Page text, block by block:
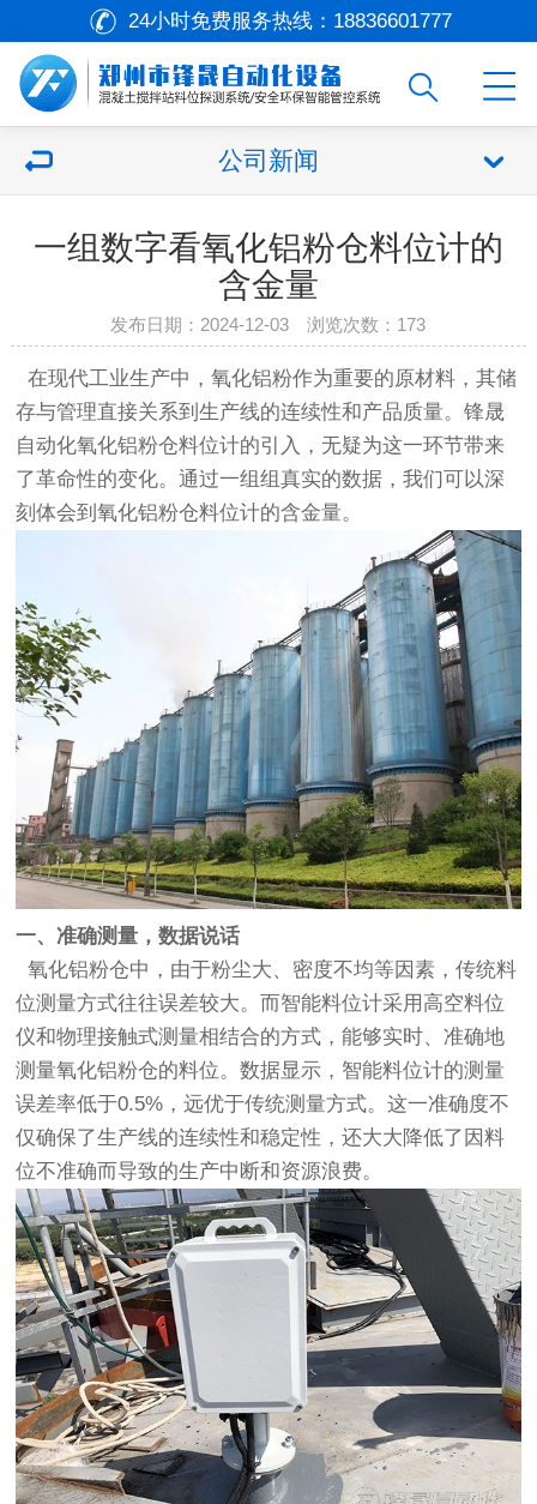
24小时免费服务热线： 18836601777
公司新闻
一组数字看氧化铝粉仓料位计的
含金量
发布日期：2024-12-03 浏览次数：173
在现代工业生产中，氧化铝粉作为重要的原材料，其储
存与管理直接关系到生产线的连续性和产品质量。锋晟
自动化氧化铝粉仓料位计的引入，无疑为这一环节带来
了革命性的变化。通过一组组真实的数据，我们可以深
刻体会到氧化铝粉仓料位计的含金量。
一、准确测量，数据说话
氧化铝粉仓中，由于粉尘大、密度不均等因素，传统料
位测量方式往往误差较大。而智能料位计采用高空料位
仪和物理接触式测量相结合的方式，能够实时、准确地
测量氧化铝粉仓的料位。数据显示， 智能料位计的测量
误差率低于0.5%，远优于传统测量方式。这一准确度不
仅确保了生产线的连续性和稳定性，还大大降低了因料
位不准确而导致的生产中断和资源浪费。